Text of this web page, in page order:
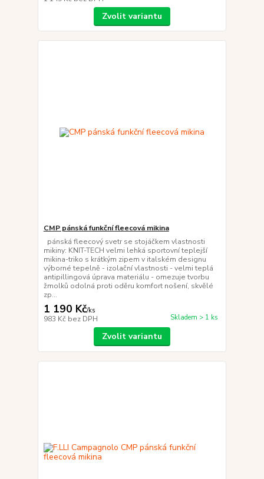
Zvolit variantu
CMP pánská funkční fleecová mikina
pánská fleecový svetr se stojáčkem vlastnosti
mikiny: KNIT-TECH velmi lehká sportovní teplejší
mikina-triko s krátkým zipem v italském designu
výborné tepelně - izolační vlastnosti - velmi teplá
antipillingová úprava materiálu - omezuje tvorbu
žmolků odolná proti oděru komfort nošení, skvělé
zp...
1 190 Kč/ks
983 Kč bez DPH Skladem > 1 ks
Zvolit variantu